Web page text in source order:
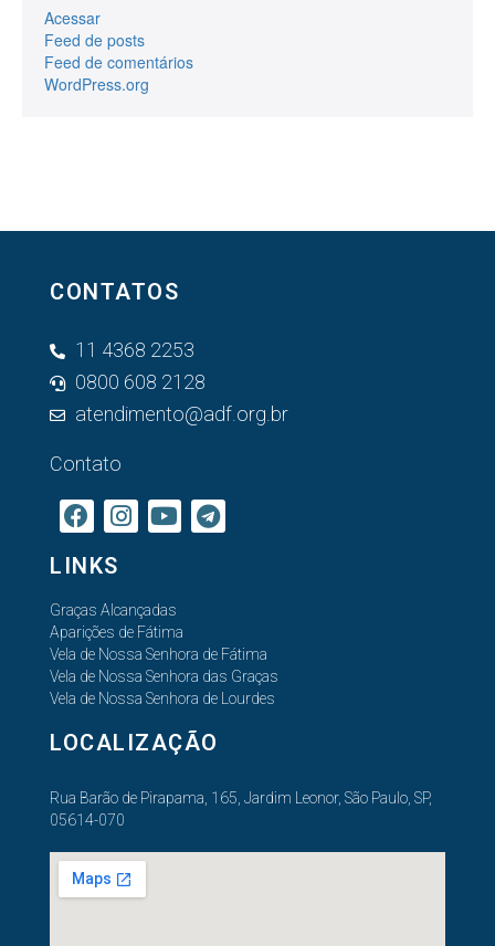
Acessar
Feed de posts
Feed de comentários
WordPress.org
CONTATOS
11 4368 2253
0800 608 2128
atendimento@adf.org.br
Contato
LINKS
Graças Alcançadas
Aparições de Fátima
Vela de Nossa Senhora de Fátima
Vela de Nossa Senhora das Graças
Vela de Nossa Senhora de Lourdes
LOCALIZAÇÃO
Rua Barão de Pirapama, 165, Jardim Leonor, São Paulo, SP,
05614-070